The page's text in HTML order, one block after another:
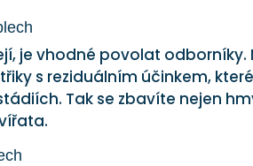
je vhodné povolat
s reziduálním účinkem,
Tak se zbavíte nejen